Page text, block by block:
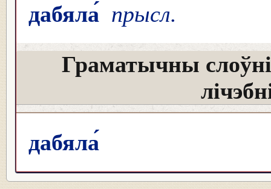
дабяла́ прысл.
Граматычны
дабяла́